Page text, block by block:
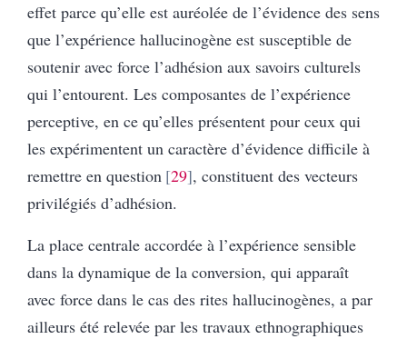
effet parce qu’elle est auréolée de l’évidence des sens
que l’expérience hallucinogène est susceptible de
soutenir avec force l’adhésion aux savoirs culturels
qui l’entourent. Les composantes de l’expérience
perceptive, en ce qu’elles présentent pour ceux qui
les expérimentent un caractère d’évidence difficile à
remettre en question 29 , constituent des vecteurs
privilégiés d’adhésion.
La place centrale accordée à l’expérience sensible
dans la dynamique de la conversion, qui apparaît
avec force dans le cas des rites hallucinogènes, a par
ailleurs été relevée par les travaux ethnographiques